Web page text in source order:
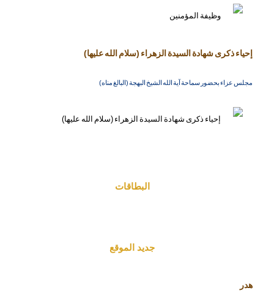
إحياء ذكرى شهادة السيدة الزهراء (سلام الله عليها)
مجلس عزاء بحضور سماحة آية الله الشيخ البهجة (البالغ مناه)
البطاقات
جديد الموقع
هدر